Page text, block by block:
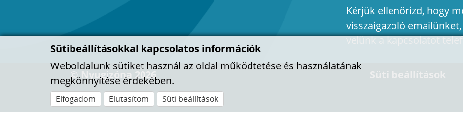
Sütibeállításokkal kapcsolatos információk
Weboldalunk sütiket használ az oldal működtetése és használatának
megkönnyítése érdekében.
Elfogadom Elutasítom Süti beállítások
Kérjük ellenőrizd, hogy
visszaigazoló
velünk a kapcsolatot
© Nyugizóna 2026 Süti beállítások